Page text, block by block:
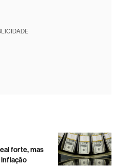
forte, mas
inflação